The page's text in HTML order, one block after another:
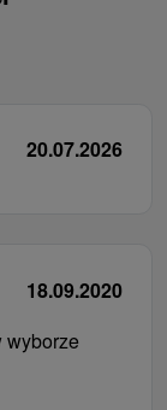
20.07.2026
18.09.2020
wyborze